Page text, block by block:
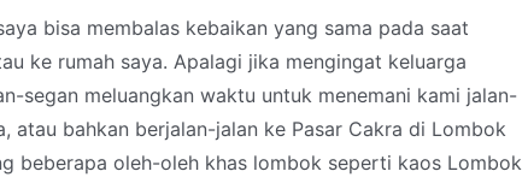
bisa membalas kebaikan yang sama pada saat
ke rumah saya. Apalagi jika mengingat keluarga
segan meluangkan waktu untuk menemani kami jalan-
atau bahkan berjalan-jalan ke Pasar Cakra di Lombok
beberapa oleh-oleh khas lombok seperti kaos Lombok